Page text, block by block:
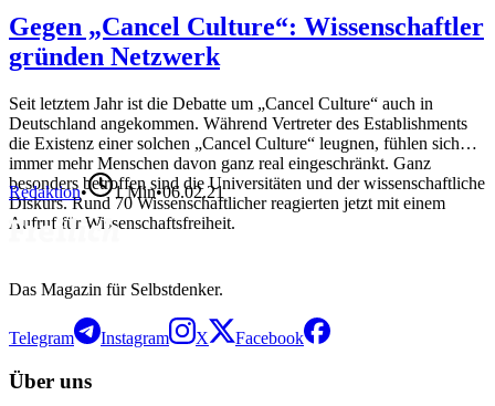
Gegen „Cancel Culture“: Wissenschaftler
gründen Netzwerk
Seit letztem Jahr ist die Debatte um „Cancel Culture“ auch in
Deutschland angekommen. Während Vertreter des Establishments
die Existenz einer solchen „Cancel Culture“ leugnen, fühlen sich
immer mehr Menschen davon ganz real eingeschränkt. Ganz
besonders betroffen sind die Universitäten und der wissenschaftliche
Diskurs. Rund 70 Wissenschaftlicher reagierten jetzt mit einem
Aufruf für Wissenschaftsfreiheit.
Redaktion• 1Min•06.02.21
Das Magazin für Selbstdenker.
Telegram Instagram X Facebook
Über uns